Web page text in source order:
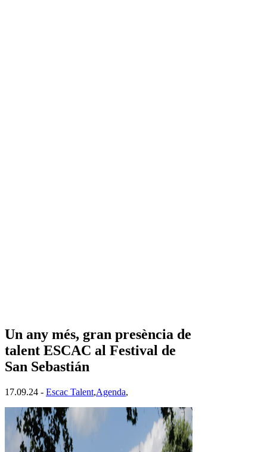
Un any més, gran presència de
talent ESCAC al Festival de
San Sebastián
17.09.24 - Escac Talent,Agenda,